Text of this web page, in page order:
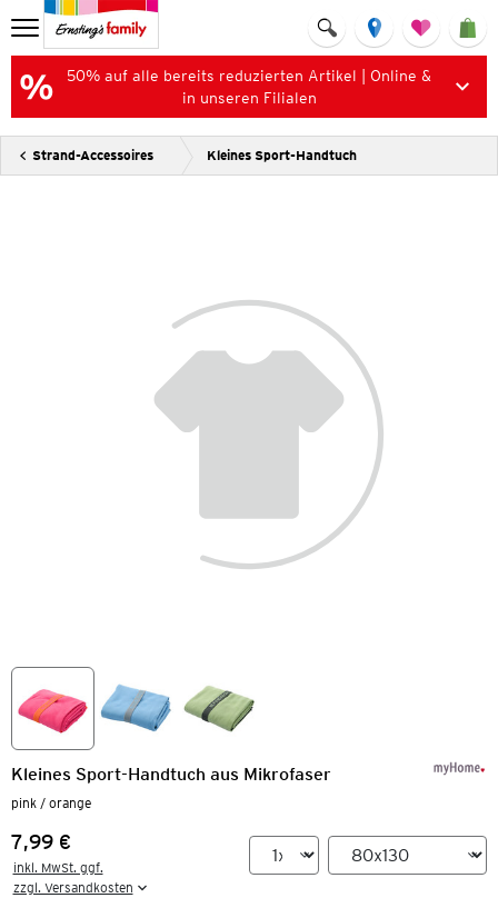
50% auf alle bereits reduzierten Artikel | Online &
in unseren Filialen
Strand-Accessoires Kleines Sport-Handtuch
Kleines Sport-Handtuch aus Mikrofaser
pink / orange
Preis:
7,99 €
inkl. MwSt. ggf.
zzgl. Versandkosten